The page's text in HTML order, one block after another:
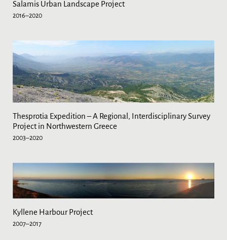
Salamis Urban Landscape Project
2016–2020
Thesprotia Expedition – A Regional, Interdisciplinary Survey
Project in Northwestern Greece
2003–2020
Kyllene Harbour Project
2007–2017